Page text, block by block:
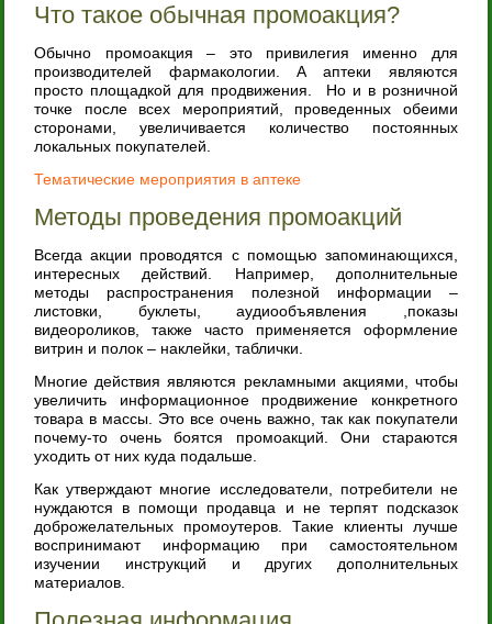
Что такое обычная промоакция?
Обычно промоакция – это привилегия именно для
производителей фармакологии. А аптеки являются
просто площадкой для продвижения. Но и в розничной
точке после всех мероприятий, проведенных обеими
сторонами, увеличивается количество постоянных
локальных покупателей.
Тематические мероприятия в аптеке
Методы проведения промоакций
Всегда акции проводятся с помощью запоминающихся,
интересных действий. Например, дополнительные
методы распространения полезной информации –
листовки, буклеты, аудиообъявления ,показы
видеороликов, также часто применяется оформление
витрин и полок – наклейки, таблички.
Многие действия являются рекламными акциями, чтобы
увеличить информационное продвижение конкретного
товара в массы. Это все очень важно, так как покупатели
почему-то очень боятся промоакций. Они стараются
уходить от них куда подальше.
Как утверждают многие исследователи, потребители не
нуждаются в помощи продавца и не терпят подсказок
доброжелательных промоутеров. Такие клиенты лучше
воспринимают информацию при самостоятельном
изучении инструкций и других дополнительных
материалов.